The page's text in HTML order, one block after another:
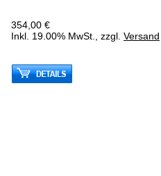
354,00 €
Inkl. 19.00% MwSt., zzgl. Versand